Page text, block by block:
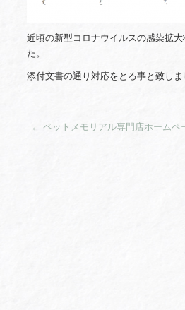
近頃の新型コロナウイルスの感染拡
た。
添付文書の通り対応をとる事と致しま
← ペットメモリアル専門店ホームペ